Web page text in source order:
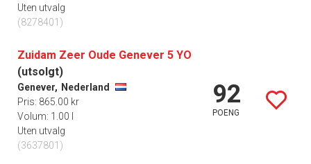
Uten utvalg
(8278401)
Zuidam Zeer Oude Genever 5 YO
(utsolgt)
Genever, Nederland
Pris: 865.00 kr
Volum: 1.00 l
Uten utvalg
(3637801)
92
POENG